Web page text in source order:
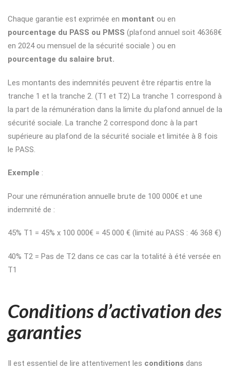
Chaque garantie est exprimée en montant ou en
pourcentage du PASS ou PMSS (plafond annuel soit 46368€
en 2024 ou mensuel de la sécurité sociale ) ou en
pourcentage du salaire brut.
Les montants des indemnités peuvent être répartis entre la
tranche 1 et la tranche 2. (T1 et T2) La tranche 1 correspond à
la part de la rémunération dans la limite du plafond annuel de la
sécurité sociale. La tranche 2 correspond donc à la part
supérieure au plafond de la sécurité sociale et limitée à 8 fois
le PASS.
Exemple :
Pour une rémunération annuelle brute de 100 000€ et une
indemnité de :
45% T1 = 45% x 100 000€ = 45 000 € (limité au PASS : 46 368 €)
40% T2 = Pas de T2 dans ce cas car la totalité à été versée en
T1
Conditions d’activation des
garanties
Il est essentiel de lire attentivement les conditions dans